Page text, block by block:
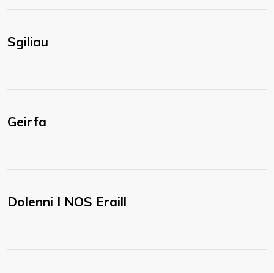
Sgiliau
Geirfa
Dolenni I NOS Eraill